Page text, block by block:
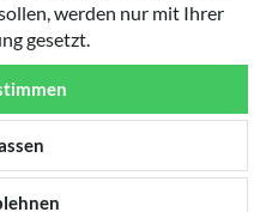
GmbH
werden nur mit Ihrer
gesetzt.